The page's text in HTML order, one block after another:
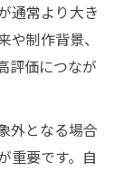
通常より大き
制作背景、
評価につなが
外となる場合
重要です。自